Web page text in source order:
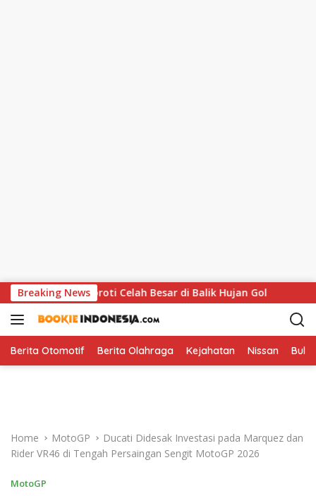
k
p
o
Breaking News
Soroti Celah Besar di Balik Hujan Gol MotoGP
Berita Otomotif Berita Olahraga Kejahatan Nissan
Home MotoGP
Ducati Didesak Investasi pada Marquez dan
Rider VR46 di Tengah Persaingan Sengit MotoGP 2026
MotoGP